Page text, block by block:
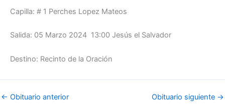
Capilla: # 1 Perches Lopez Mateos
Salida: 05 Marzo 2024 13:00 Jesús el Salvador
Destino: Recinto de la Oración
← Obituario anterior Obituario siguiente →